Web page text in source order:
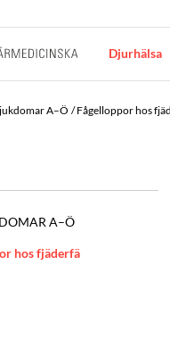
Djurhälsa
A–Ö Fågelloppor hos
A–Ö
hos fjäderfä